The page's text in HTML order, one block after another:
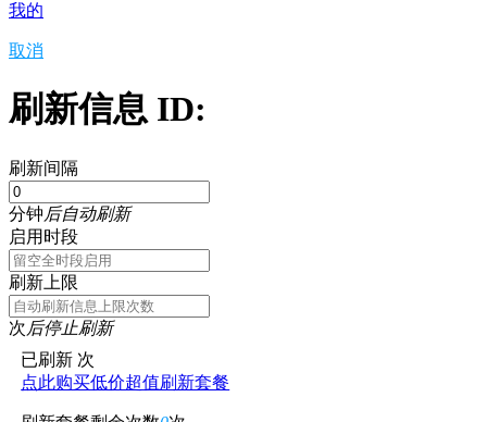
我的
取消
刷新信息 ID:
刷新间隔
分钟后自动刷新
启用时段
刷新上限
次后停止刷新
已刷新 次
点此购买低价超值刷新套餐